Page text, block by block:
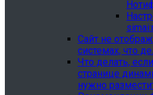
Сайт не
системах, что
Что делать,
странице
нужно